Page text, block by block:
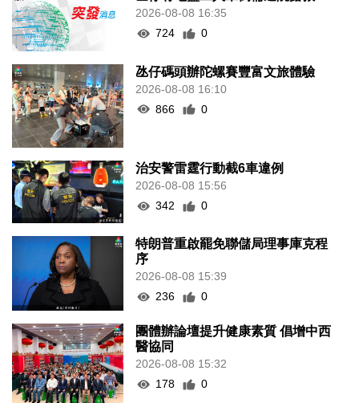
2026-08-08 16:35
724
0
氹仔碼頭辦陀螺賽豐富文旅體驗
2026-08-08 16:10
866
0
治安警雷霆行動截6車違例
2026-08-08 15:56
342
0
特朗普重啟罷免聯儲局理事庫克程
序
2026-08-08 15:39
236
0
團體辦論壇提升健康素質 倡增中西
醫協同
2026-08-08 15:32
178
0